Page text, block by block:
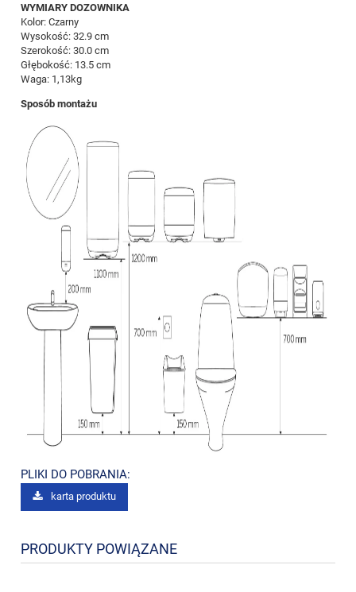
WYMIARY DOZOWNIKA
Kolor: Czarny
Wysokość: 32.9 cm
Szerokość: 30.0 cm
Głębokość: 13.5 cm
Waga: 1,13kg
Sposób montażu
PLIKI DO POBRANIA:
karta produktu
PRODUKTY POWIĄZANE